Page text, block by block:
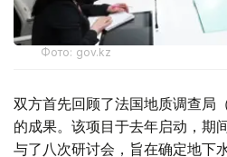
Фото: gov.kz
双方首先回顾了法国地质调查局
的成果。该项目于去年启动，期
与了八次研讨会，旨在确定地下